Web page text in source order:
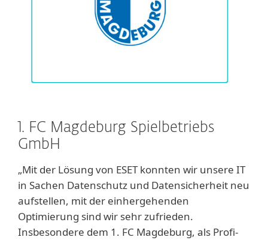
1. FC Magdeburg Spielbetriebs
GmbH
„Mit der Lösung von ESET konnten wir unsere IT
in Sachen Datenschutz und Datensicherheit neu
aufstellen, mit der einhergehenden
Optimierung sind wir sehr zufrieden.
Insbesondere dem 1. FC Magdeburg, als Profi-